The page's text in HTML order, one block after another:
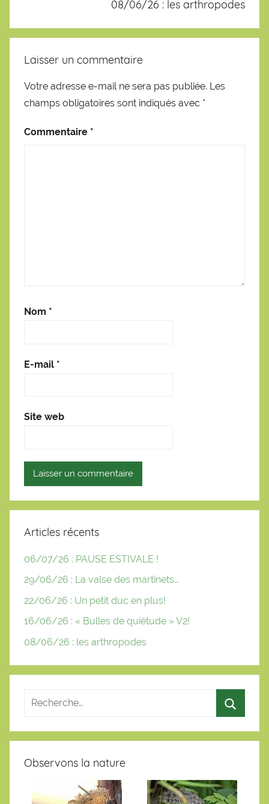
08/06/26 : les arthropodes
Laisser un commentaire
Votre adresse e-mail ne sera pas publiée. Les
champs obligatoires sont indiqués avec *
Commentaire *
Nom *
E-mail *
Site web
Articles récents
06/07/26 : PAUSE ESTIVALE !
29/06/26 : La valse des martinets…
22/06/26 : Un petit duc en plus!
16/06/26 : « Bulles de quiétude » V2!
08/06/26 : les arthropodes
Observons la nature